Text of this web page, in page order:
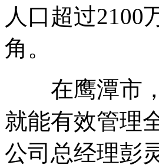
人口超过2100
角。
在鹰潭市，
就能有效管理
公司总经理彭